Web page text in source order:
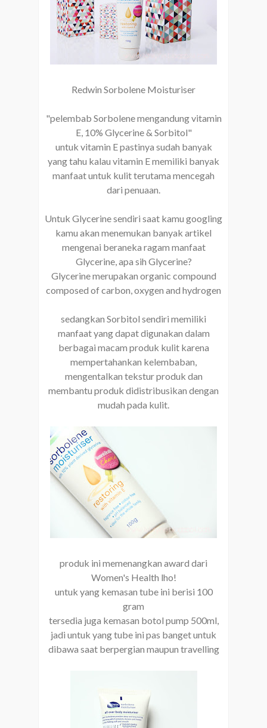
Redwin Sorbolene Moisturiser
"pelembab Sorbolene mengandung vitamin
E, 10% Glycerine & Sorbitol"
untuk vitamin E pastinya sudah banyak
yang tahu kalau vitamin E memiliki banyak
manfaat untuk kulit terutama mencegah
dari penuaan.
Untuk Glycerine sendiri saat kamu googling
kamu akan menemukan banyak artikel
mengenai beraneka ragam manfaat
Glycerine, apa sih Glycerine?
Glycerine merupakan organic compound
composed of carbon, oxygen and hydrogen
sedangkan Sorbitol sendiri memiliki
manfaat yang dapat digunakan dalam
berbagai macam produk kulit karena
mempertahankan kelembaban,
mengentalkan tekstur produk dan
membantu produk didistribusikan dengan
mudah pada kulit.
produk ini memenangkan award dari
Women's Health lho!
untuk yang kemasan tube ini berisi 100
gram
tersedia juga kemasan botol pump 500ml,
jadi untuk yang tube ini pas banget untuk
dibawa saat berpergian maupun travelling